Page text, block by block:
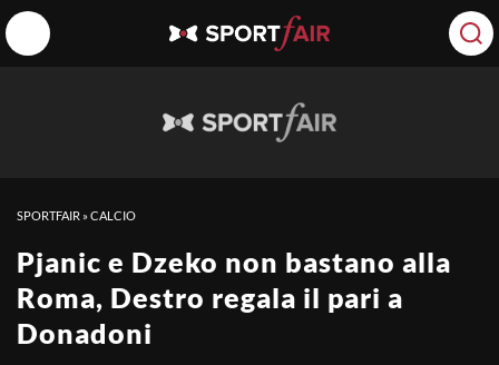
SPORTFAIR »CALCIO
Pjanic e Dzeko non bastano alla
Roma, Destro regala il pari a
Donadoni